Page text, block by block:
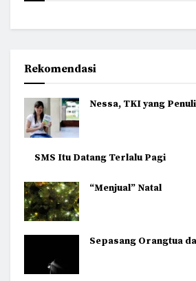
Rekomendasi
Nessa, TKI yang
SMS Itu Datang Terlalu Pagi
“Menjual” Natal
Sepasang Orangtua